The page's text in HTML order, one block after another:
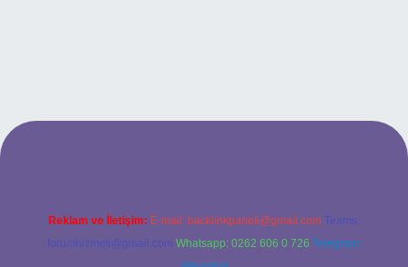
giriş
Reklam ve İletişim: E-mail: backlinkpaneli@gmail.com Teams:
forumhizmeti@gmail.com Whatsapp: 0262 606 0 726 Telegram: